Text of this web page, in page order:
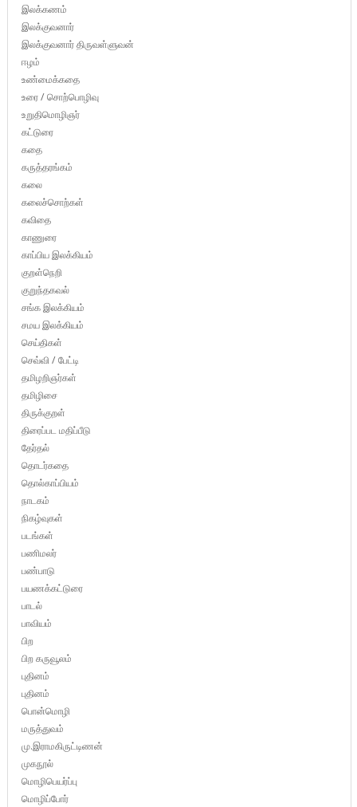
இலக்கணம்
இலக்குவனார்
இலக்குவனார் திருவள்ளுவன்
ஈழம்
உண்மைக்கதை
உரை / சொற்பொழிவு
உறுதிமொழிஞர்
கட்டுரை
கதை
கருத்தரங்கம்
கலை
கலைச்சொற்கள்
கவிதை
காணுரை
காப்பிய இலக்கியம்
குறள்நெறி
குறுந்தகவல்
சங்க இலக்கியம்
சமய இலக்கியம்
செய்திகள்
செவ்வி / பேட்டி
தமிழறிஞர்கள்
தமிழிசை
திருக்குறள்
திரைப்பட மதிப்பீடு
தேர்தல்
தொடர்கதை
தொல்காப்பியம்
நாடகம்
நிகழ்வுகள்
படங்கள்
பணிமலர்
பண்பாடு
பயணக்கட்டுரை
பாடல்
பாவியம்
பிற
பிற கருவூலம்
புதினம்
புதினம்
பொன்மொழி
மருத்துவம்
மு.இராமகிருட்டிணன்
முகநூல்
மொழிபெயர்ப்பு
மொழிப்போர்